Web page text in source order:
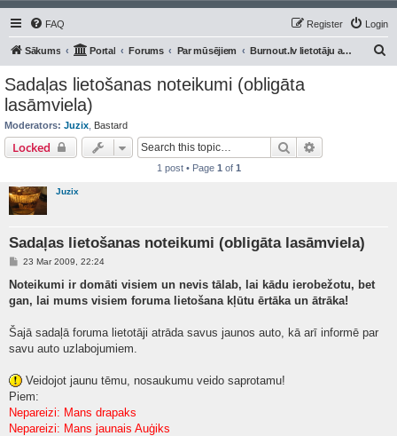
FAQ Login
Register
Sākums Portal Forums Par mūsējiem Burnout.lv lietotāju auto/moto
Sadaļas lietošanas noteikumi (obligāta
lasāmviela)
Moderators: Juzix Bastard
Locked Search
1 post • Page 1 of 1
Juzix
Sadaļas lietošanas noteikumi (obligāta lasāmviela)
P
s
23 Mar 2009, 22:24
Noteikumi ir domāti visiem un nevis tālab, lai kādu ierobežotu, bet
gan, lai mums visiem foruma lietošana kļūtu ērtāka un ātrāka!
Šajā sadaļā foruma lietotāji atrāda savus jaunos auto, kā arī informē par
savu auto uzlabojumiem.
Veidojot jaunu tēmu, nosaukumu veido saprotamu!
Piem:
Nepareizi: Mans drapaks
Nepareizi: Mans jaunais Auģiks